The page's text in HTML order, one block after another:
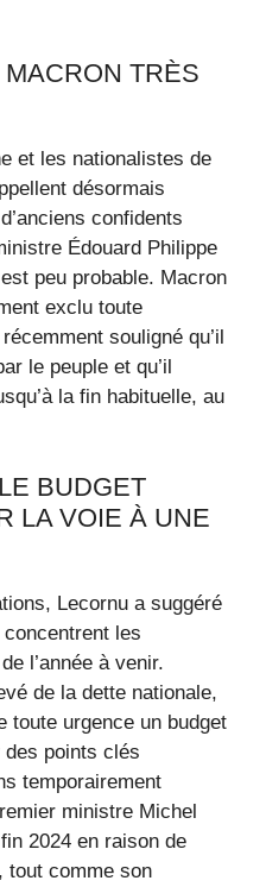
TRÈS
et les nationalistes de
désormais
confidents
Édouard Philippe
peu probable. Macron
exclu toute
souligné qu’il
le peuple et qu’il
la fin habituelle, au
BUDGET
LA VOIE À UNE
Lecornu a suggéré
les
l’année à venir.
de la dette nationale,
toute urgence un budget
des points clés
temporairement
ministre Michel
2024 en raison de
tout comme son